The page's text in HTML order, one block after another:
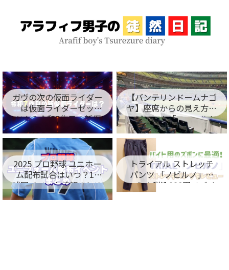
ガヴの次の仮面ライダー
は仮面ライダーゼッ
ツ！？令和7作目の新仮
面ライダー名が判明！
【バンテリンドームナゴ
ヤ】座席からの見え方を
レビュー！「フィールド
シート編」
2025 プロ野球 ユニホー
ム配布試合はいつ？12
球団イベント情報まとめ
トライアル ストレッチ
パンツ 「ノビルノ」口
コミ！税込998円でバイ
ト用のズボンに最適！